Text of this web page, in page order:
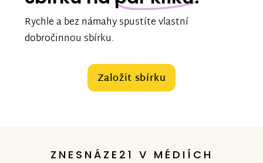
Rychle a bez námahy spustíte vlastní
dobročinnou sbírku.
Založit sbírku
ZNESNÁZE21 V MÉDIÍCH